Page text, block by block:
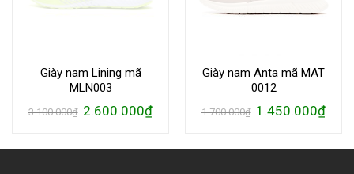
Giày nam Lining mã
MLN003
3.100.000₫ Giá
gốc
2.600.000₫Giá
2.600.000₫.
Giày nam Anta mã MAT
0012
1.700.000₫ Giá
gốc
1.450.000₫Giá